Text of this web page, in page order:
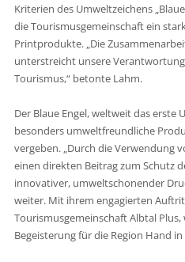
Kriterien des Umweltzeichens
die Tourismusgemeinschaft ein
Printprodukte. „Die
unterstreicht unsere
Tourismus,“ betonte Lahm.
Der Blaue Engel, weltweit das erste
besonders umweltfreundliche
vergeben. „Durch die Verwendung
einen direkten Beitrag zum Schutz
innovativer, umweltschonender
weiter. Mit ihrem engagierten
Tourismusgemeinschaft Albtal
Begeisterung für die Region Hand